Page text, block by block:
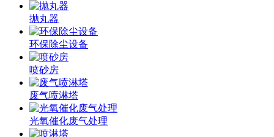
抛丸器
环保除尘设备
喷砂房
废气喷淋塔
光氧催化废气处理